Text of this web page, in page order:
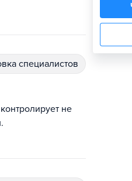
специалистов
не